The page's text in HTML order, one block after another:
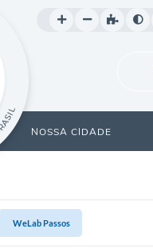
NOSSA CIDADE
WeLab Passos